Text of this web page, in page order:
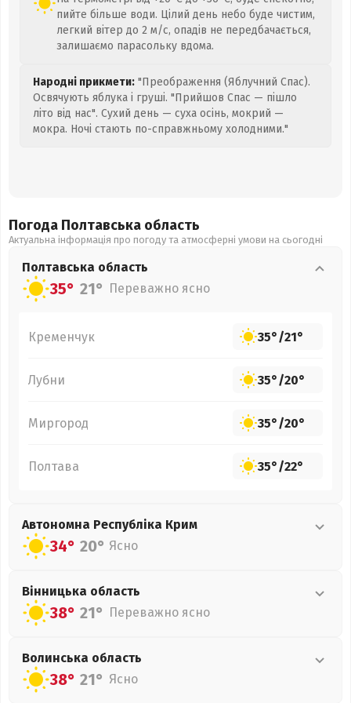
пийте більше води. Цілий день небо буде чистим,
легкий вітер до 2 м/с, опадів не передбачається,
залишаємо парасольку вдома.
Народні прикмети: "Преображення (Яблучний Спас).
Освячують яблука і груші. "Прийшов Спас — пішло
літо від нас". Сухий день — суха осінь, мокрий —
мокра. Ночі стають по-справжньому холодними."
Погода Полтавська область
Актуальна інформація про погоду та атмосферні умови на сьогодні
Полтавська область
35° 21° Переважно ясно
Кременчук 35°/21°
Лубни 35°/20°
Миргород 35°/20°
Полтава 35°/22°
Автономна Республіка Крим
34° 20° Ясно
Вінницька область
38° 21° Переважно ясно
Волинська область
38° 21° Ясно